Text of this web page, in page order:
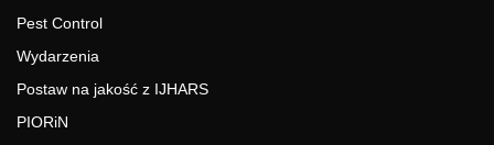
Pest Control
Wydarzenia
Postaw na jakość z IJHARS
PIORiN